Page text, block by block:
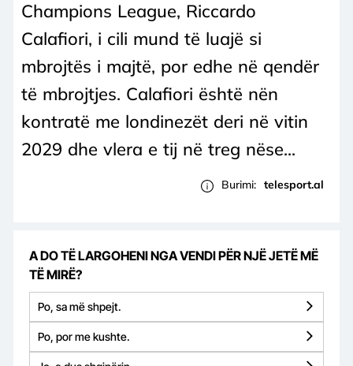
Champions League, Riccardo
Calafiori, i cili mund të luajë si
mbrojtës i majtë, por edhe në qendër
të mbrojtjes. Calafiori është nën
kontratë me londinezët deri në vitin
2029 dhe vlera e tij në treg nëse...
Burimi: telesport.al
A DO TË LARGOHENI NGA VENDI PËR NJË JETË MË
TË MIRË?
Po, sa më shpejt.
Po, por me kushte.